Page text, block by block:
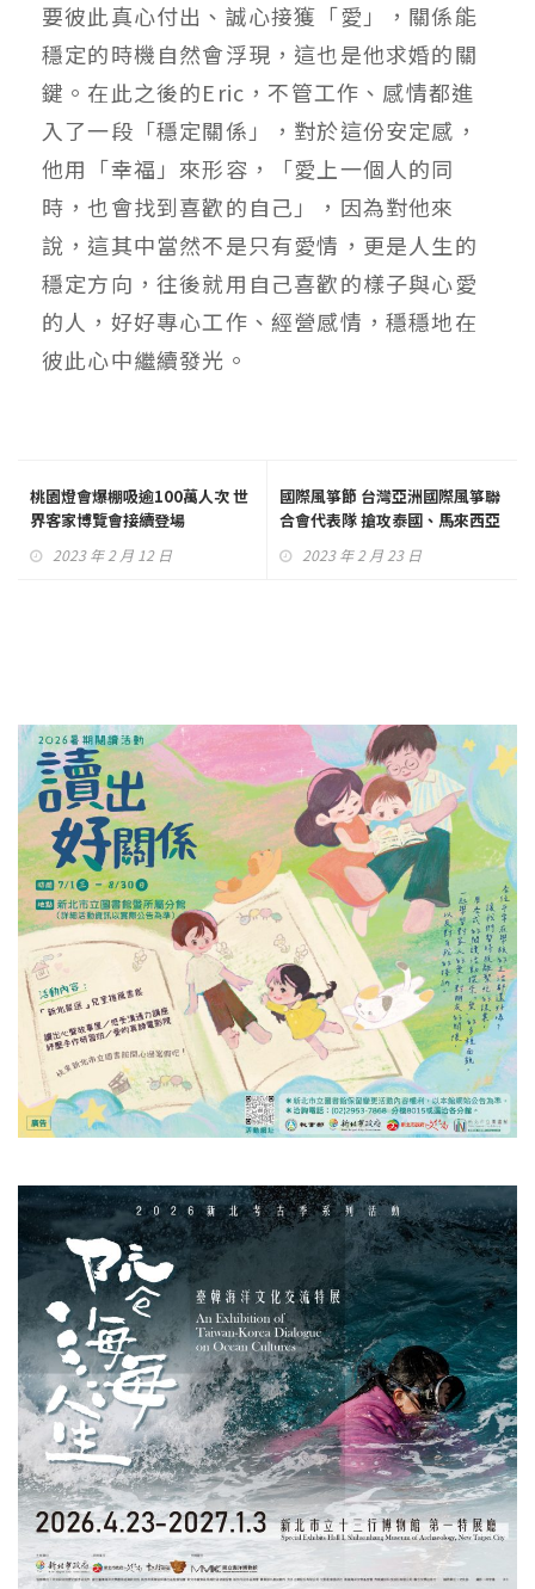
要彼此真心付出、誠心接獲「愛」，關係能
穩定的時機自然會浮現，這也是他求婚的關
鍵。在此之後的Eric，不管工作、感情都進
入了一段「穩定關係」，對於這份安定感，
他用「幸福」來形容，「愛上一個人的同
時，也會找到喜歡的自己」，因為對他來
說，這其中當然不是只有愛情，更是人生的
穩定方向，往後就用自己喜歡的樣子與心愛
的人，好好專心工作、經營感情，穩穩地在
彼此心中繼續發光。
桃園燈會爆棚吸逾100萬人次 世
界客家博覽會接續登場
2023 年 2 月 12 日
國際風箏節 台灣亞洲國際風箏聯
合會代表隊 搶攻泰國、馬來西亞
2023 年 2 月 23 日